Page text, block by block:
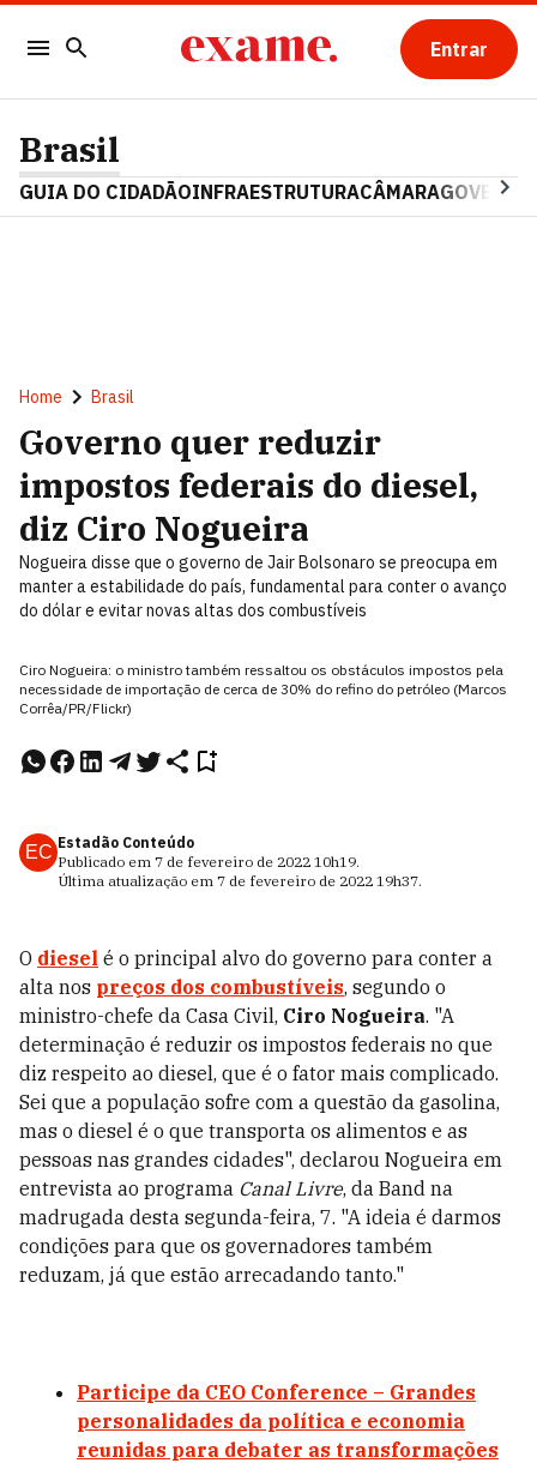
Entrar
Brasil
GUIA DO CIDADÃOINFRAESTRUTURACÂMARAGOVERNO
Home Brasil
Governo quer reduzir
impostos federais do diesel,
diz Ciro Nogueira
Nogueira disse que o governo de Jair Bolsonaro se preocupa em
manter a estabilidade do país, fundamental para conter o avanço
do dólar e evitar novas altas dos combustíveis
Ciro Nogueira: o ministro também ressaltou os obstáculos impostos pela
necessidade de importação de cerca de 30% do refino do petróleo (Marcos
Corrêa/PR/Flickr)
EC Estadão Conteúdo
Publicado em 7 de fevereiro de 2022 10h19.
Última atualização em 7 de fevereiro de 2022 19h37.
O diesel é o principal alvo do governo para conter a
alta nos preços dos combustíveis, segundo o
ministro-chefe da Casa Civil, Ciro Nogueira. "A
determinação é reduzir os impostos federais no que
diz respeito ao diesel, que é o fator mais complicado.
Sei que a população sofre com a questão da gasolina,
mas o diesel é o que transporta os alimentos e as
pessoas nas grandes cidades", declarou Nogueira em
entrevista ao programa Canal Livre, da Band na
madrugada desta segunda-feira, 7. "A ideia é darmos
condições para que os governadores também
reduzam, já que estão arrecadando tanto."
Participe da CEO Conference – Grandes
personalidades da política e economia
reunidas para debater as transformações